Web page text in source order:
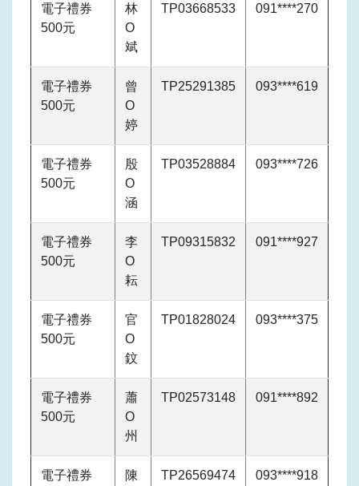
電子禮券
500元
林
O
斌
TP03668533 091****270
電子禮券
500元
曾
O
婷
TP25291385 093****619
電子禮券
500元
殷
O
涵
TP03528884 093****726
電子禮券
500元
李
O
耘
TP09315832 091****927
電子禮券
500元
官
O
鈫
TP01828024 093****375
電子禮券
500元
蕭
O
州
TP02573148 091****892
電子禮券
陳
TP26569474 093****918